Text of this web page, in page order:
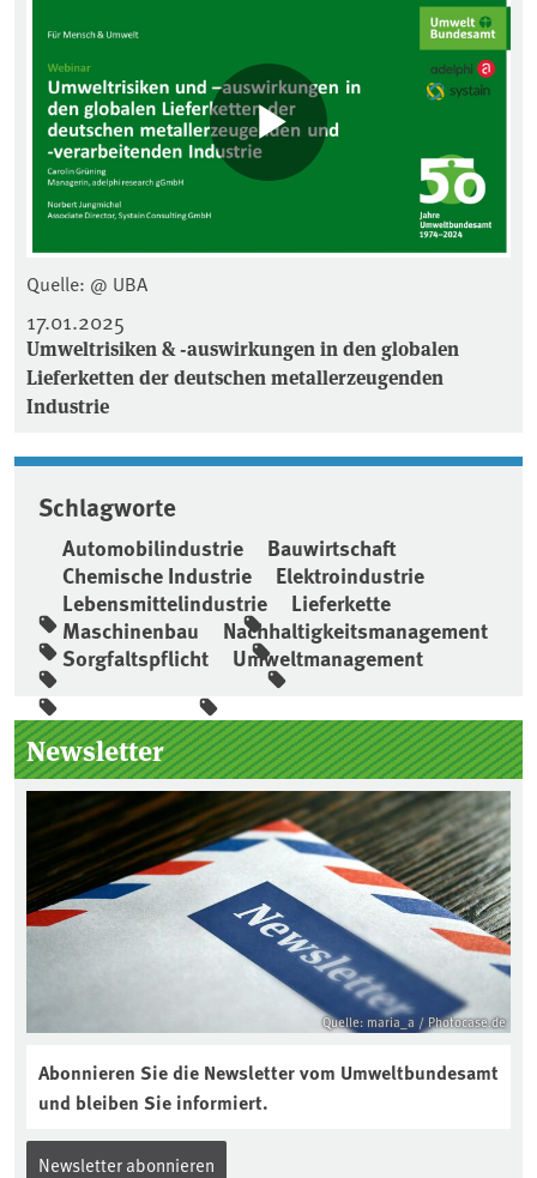
Quelle: @ UBA
17.01.2025
Umweltrisiken & -auswirkungen in den globalen
Lieferketten der deutschen metallerzeugenden
Industrie
Schlagworte
Automobilindustrie
Bauwirtschaft
Chemische Industrie
Elektroindustrie
Lebensmittelindustrie
Lieferkette
Maschinenbau
Nachhaltigkeitsmanagement
Sorgfaltspflicht
Umweltmanagement
Seitenleiste
Newsletter
Quelle: maria_a / Photocase.de
Abonnieren Sie die Newsletter vom Umweltbundesamt
und bleiben Sie informiert.
Newsletter abonnieren